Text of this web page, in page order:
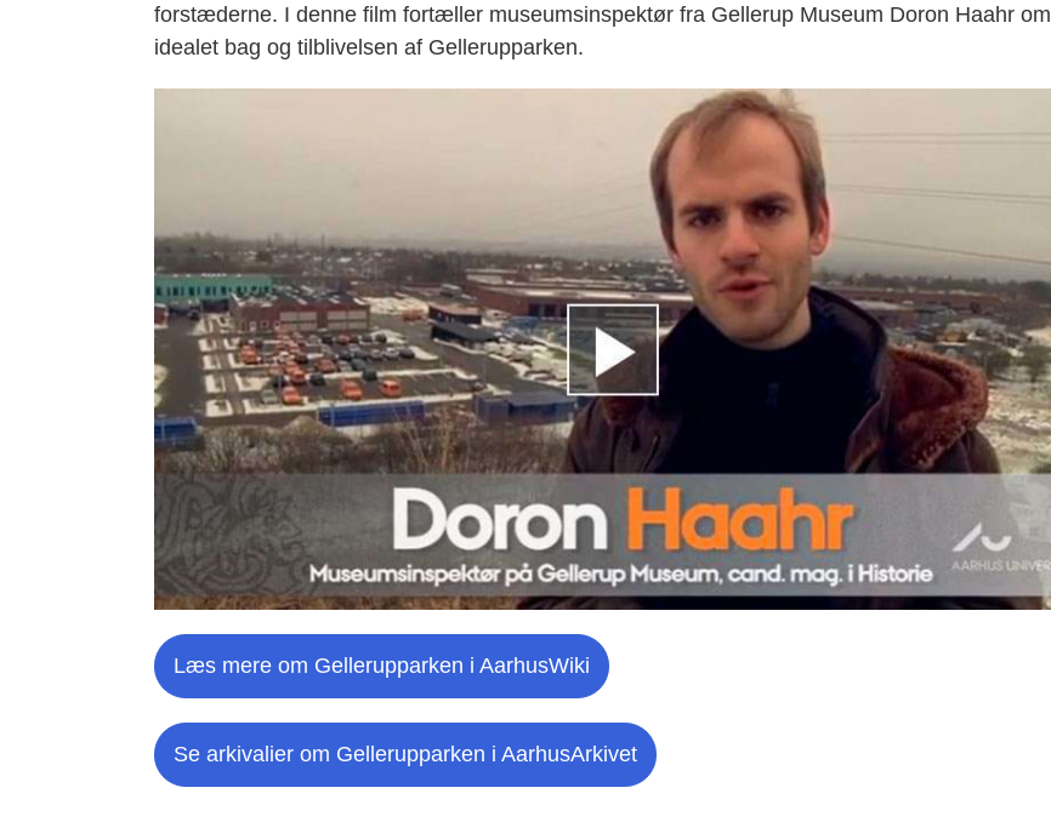
forstæderne. I denne film fortæller museumsinspektør fra Gellerup Museum Doron Haahr om
idealet bag og tilblivelsen af Gellerupparken.
Læs mere om Gellerupparken i AarhusWiki
Se arkivalier om Gellerupparken i AarhusArkivet